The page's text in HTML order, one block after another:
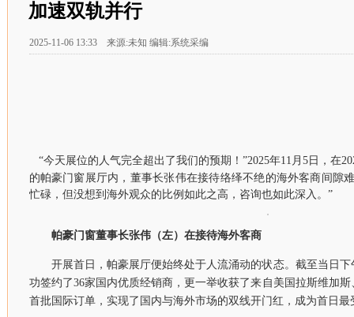
加速双轨并行
2025-11-06 13:33 来源:未知 编辑:系统采编
“今天展位的人气完全超出了我们的预期！”2025年11月5日，在
的帕豪门窗展厅内，董事长张伟在接待络绎不绝的海外客商间隙
忙碌，但没想到海外观众的比例如此之高，咨询也如此深入。”
帕豪门窗董事长张伟（左）在接待海外客商
开展首日，帕豪展厅便始终处于人流涌动的状态。截至当日
功签约了36家国内优质经销商，更一举收获了来自美国拉斯维加
首批国际订单，实现了国内与海外市场的双线开门红，成为首日最